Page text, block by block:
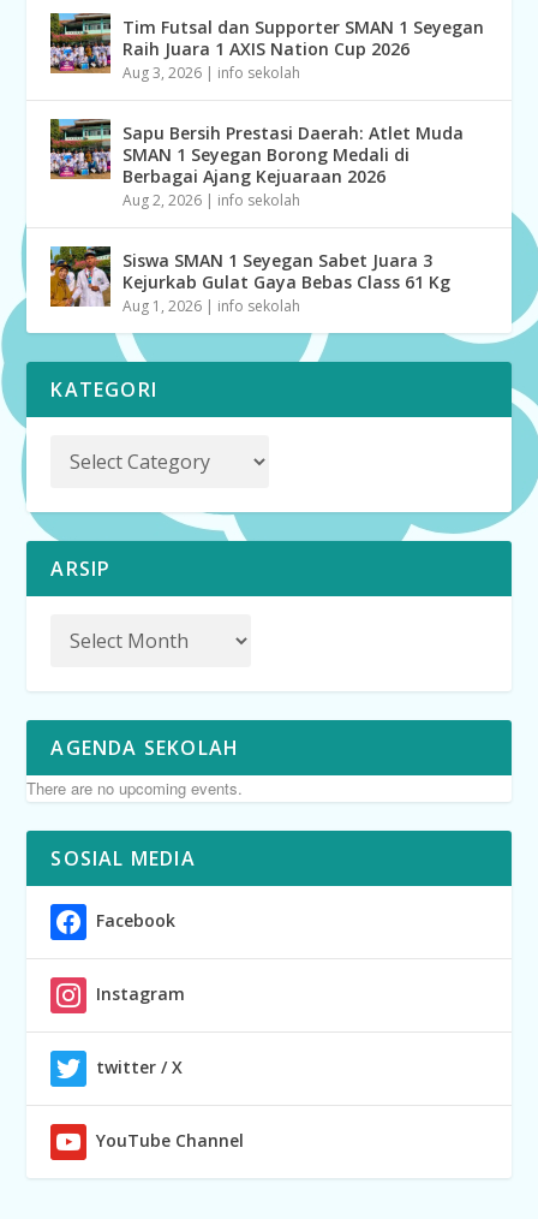
Tim Futsal dan Supporter SMAN 1 Seyegan
Raih Juara 1 AXIS Nation Cup 2026
Aug 3, 2026 | info sekolah
Sapu Bersih Prestasi Daerah: Atlet Muda
SMAN 1 Seyegan Borong Medali di
Berbagai Ajang Kejuaraan 2026
Aug 2, 2026 | info sekolah
Siswa SMAN 1 Seyegan Sabet Juara 3
Kejurkab Gulat Gaya Bebas Class 61 Kg
Aug 1, 2026 | info sekolah
KATEGORI
ARSIP
AGENDA SEKOLAH
There are no upcoming events.
SOSIAL MEDIA
Facebook
Instagram
twitter / X
YouTube Channel